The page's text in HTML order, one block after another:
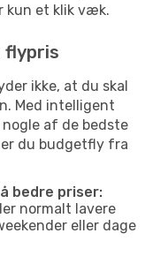
kun et klik væk.
flypris
ikke, at du skal
Med intelligent
af de bedste
du budgetfly fra
bedre priser:
normalt lavere
eller dage